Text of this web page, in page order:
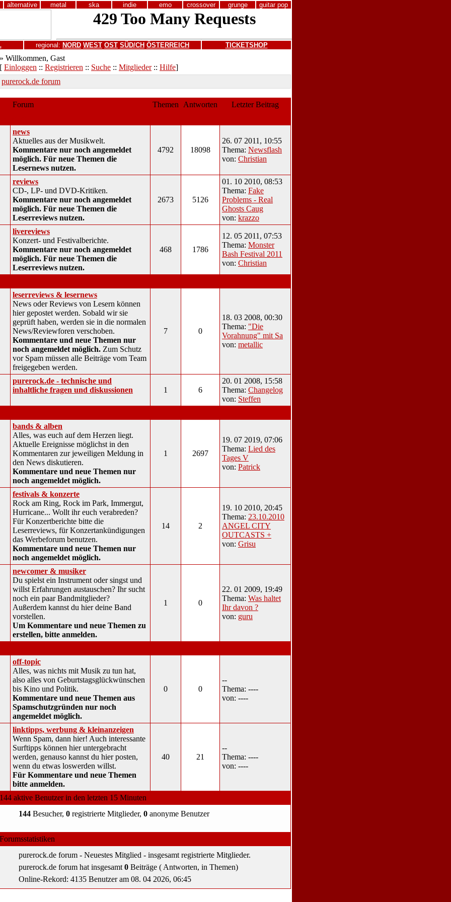
alternative metal ska indie emo crossover grunge guitar pop
regional: NORD WEST OST SÜD/CH ÖSTERREICH
TICKETSHOP
» Willkommen, Gast
[ Einloggen :: Registrieren :: Suche :: Mitglieder:: Hilfe]
purerock.de forum
Forum Themen Antworten
Letzter Beitrag
news
Aktuelles aus der Musikwelt.
Kommentare nur noch angemeldet
möglich. Für neue Themen die
Lesernews nutzen.
4792 18098
26. 07 2011, 10:55
Thema: Newsflash
von: Christian
reviews
CD-, LP- und DVD-Kritiken.
Kommentare nur noch angemeldet
möglich. Für neue Themen die
Leserreviews nutzen.
2673 5126
01. 10 2010, 08:53
Thema: Fake
Problems - Real
Ghosts Caug
von: krazzo
livereviews
Konzert- und Festivalberichte.
Kommentare nur noch angemeldet
möglich. Für neue Themen die
Leserreviews nutzen.
468 1786
12. 05 2011, 07:53
Thema: Monster
Bash Festival 2011
von: Christian
leserreviews & lesernews
News oder Reviews von Lesern können
hier gepostet werden. Sobald wir sie
geprüft haben, werden sie in die normalen
News/Reviewforen verschoben.
Kommentare und neue Themen nur
noch angemeldet möglich. Zum Schutz
vor Spam müssen alle Beiträge vom Team
freigegeben werden.
7 0
18. 03 2008, 00:30
Thema: "Die
Vorahnung" mit Sa
von: metallic
purerock.de - technische und
inhaltliche fragen und diskussionen
1 6
20. 01 2008, 15:58
Thema: Changelog
von: Steffen
bands & alben
Alles, was euch auf dem Herzen liegt.
Aktuelle Ereignisse möglichst in den
Kommentaren zur jeweiligen Meldung in
den News diskutieren.
Kommentare und neue Themen nur
noch angemeldet möglich.
1 2697
19. 07 2019, 07:06
Thema: Lied des
Tages V
von: Patrick
festivals & konzerte
Rock am Ring, Rock im Park, Immergut,
Hurricane... Wollt ihr euch verabreden?
Für Konzertberichte bitte die
Leserreviews, für Konzertankündigungen
das Werbeforum benutzen.
Kommentare und neue Themen nur
noch angemeldet möglich.
14 2
19. 10 2010, 20:45
Thema: 23.10.2010
ANGEL CITY
OUTCASTS +
von: Grisu
newcomer & musiker
Du spielst ein Instrument oder singst und
willst Erfahrungen austauschen? Ihr sucht
noch ein paar Bandmitglieder?
Außerdem kannst du hier deine Band
vorstellen.
Um Kommentare und neue Themen zu
erstellen, bitte anmelden.
1 0
22. 01 2009, 19:49
Thema: Was haltet
Ihr davon ?
von: guru
off-topic
Alles, was nichts mit Musik zu tun hat,
also alles von Geburtstagsglückwünschen
bis Kino und Politik.
Kommentare und neue Themen aus
Spamschutzgründen nur noch
angemeldet möglich.
0 0
--
Thema: ----
von: ----
linktipps, werbung & kleinanzeigen
Wenn Spam, dann hier! Auch interessante
Surftipps können hier untergebracht
werden, genauso kannst du hier posten,
wenn du etwas loswerden willst.
Für Kommentare und neue Themen
bitte anmelden.
40 21
--
Thema: ----
von: ----
144 aktive Benutzer in den letzten 15 Minuten
144 Besucher, 0 registrierte Mitglieder, 0 anonyme Benutzer
Forumsstatistiken
purerock.de forum - Neuestes Mitglied - insgesamt registrierte Mitglieder.
purerock.de forum hat insgesamt 0 Beiträge ( Antworten, in Themen)
Online-Rekord: 4135 Benutzer am 08. 04 2026, 06:45